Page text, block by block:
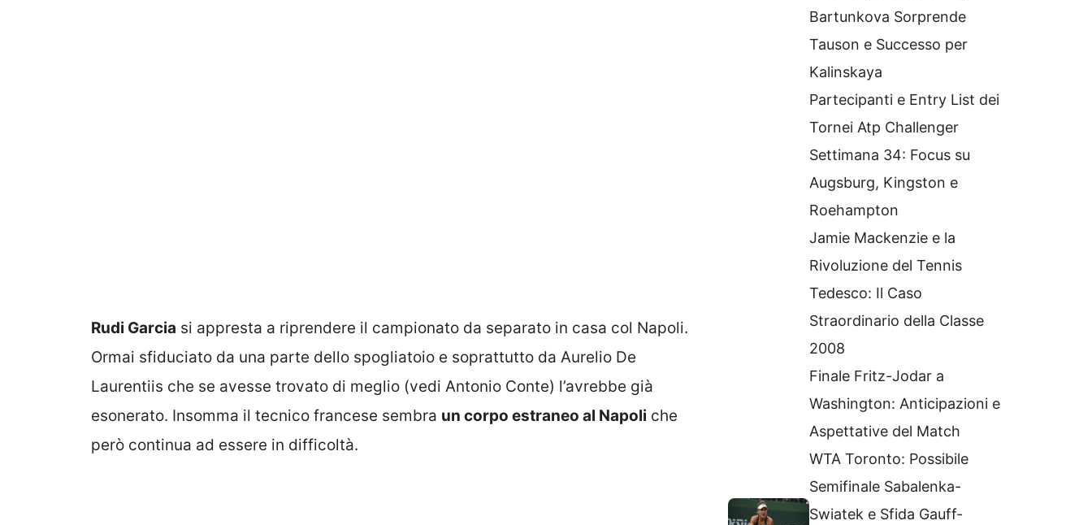
Rudi Garcia si appresta a riprendere il campionato da separato in casa col Napoli.
Ormai sfiduciato da una parte dello spogliatoio e soprattutto da Aurelio De
Laurentiis che se avesse trovato di meglio (vedi Antonio Conte) l’avrebbe già
esonerato. Insomma il tecnico francese sembra un corpo estraneo al Napoli che
però continua ad essere in difficoltà.
Bartunkova Sorprende
Tauson e Successo per
Kalinskaya
Partecipanti e Entry List dei
Tornei Atp Challenger
Settimana 34: Focus su
Augsburg, Kingston e
Roehampton
Jamie Mackenzie e la
Rivoluzione del Tennis
Tedesco: Il Caso
Straordinario della Classe
2008
Finale Fritz-Jodar a
Washington: Anticipazioni e
Aspettative del Match
WTA Toronto: Possibile
Semifinale Sabalenka-
Swiatek e Sfida Gauff-